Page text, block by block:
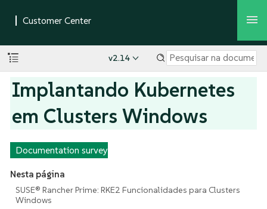
v2.14
Implantando Kubernetes
em Clusters Windows
Documentation survey
Nesta página
SUSE® Rancher Prime: RKE2 Funcionalidades para Clusters
Windows